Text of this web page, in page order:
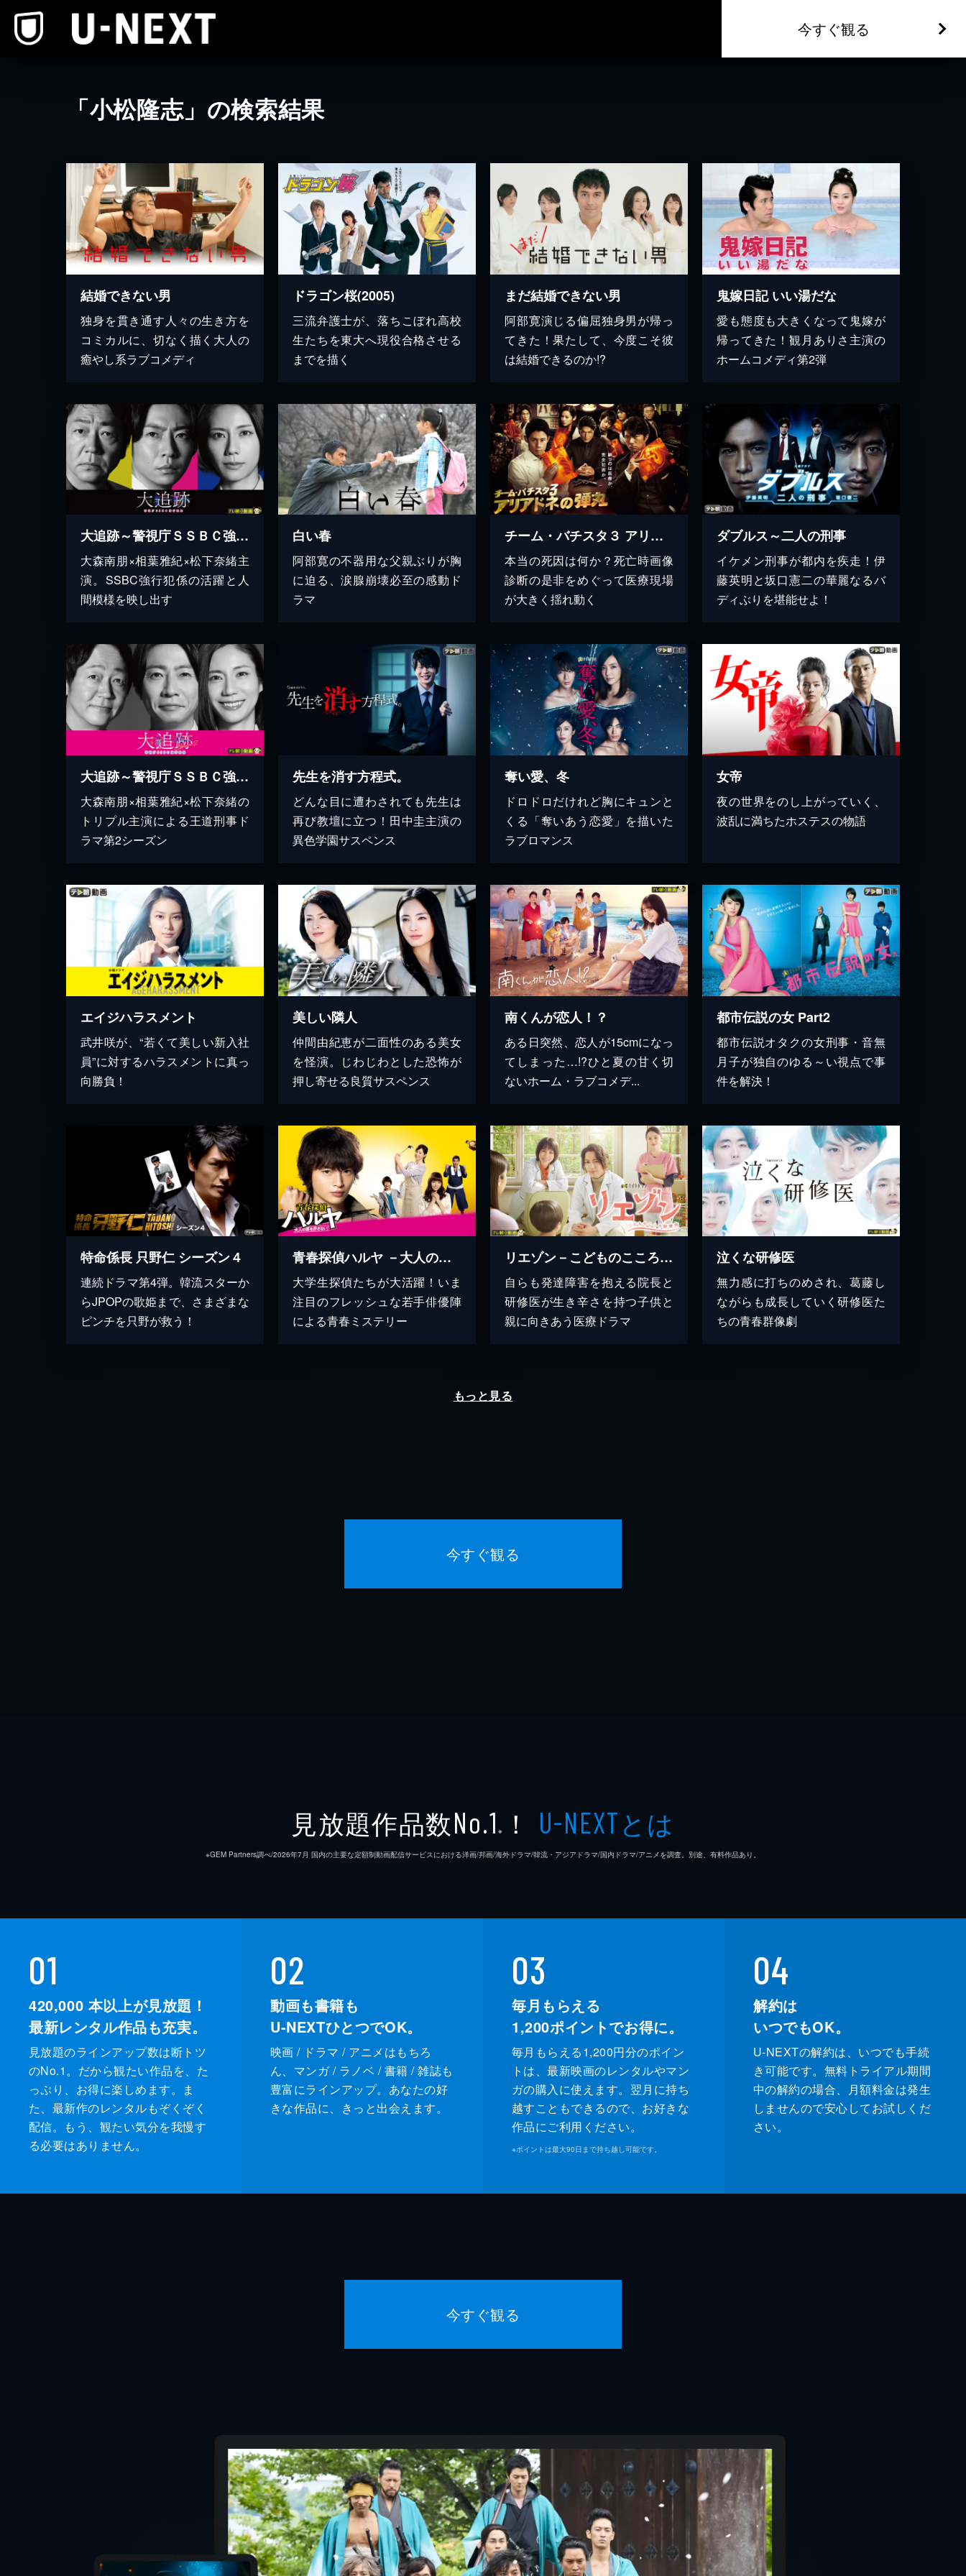
今すぐ観る
「小松隆志」の検索結果
結婚できない男
独身を貫き通す人々の生き方を
コミカルに、切なく描く大人の
癒やし系ラブコメディ
ドラゴン桜(2005)
三流弁護士が、落ちこぼれ高校
生たちを東大へ現役合格させる
までを描く
まだ結婚できない男
阿部寛演じる偏屈独身男が帰っ
てきた！果たして、今度こそ彼
は結婚できるのか!?
鬼嫁日記 いい湯だな
愛も態度も大きくなって鬼嫁が
帰ってきた！観月ありさ主演の
ホームコメディ第2弾
大追跡～警視庁ＳＳＢＣ強行犯係～
大森南朋×相葉雅紀×松下奈緒主
演。SSBC強行犯係の活躍と人
間模様を映し出す
白い春
阿部寛の不器用な父親ぶりが胸
に迫る、涙腺崩壊必至の感動ド
ラマ
チーム・バチスタ３ アリアドネの弾丸
本当の死因は何か？死亡時画像
診断の是非をめぐって医療現場
が大きく揺れ動く
ダブルス～二人の刑事
イケメン刑事が都内を疾走！伊
藤英明と坂口憲二の華麗なるバ
ディぶりを堪能せよ！
大追跡～警視庁ＳＳＢＣ強行犯係～Season2
大森南朋×相葉雅紀×松下奈緒の
トリプル主演による王道刑事ド
ラマ第2シーズン
先生を消す方程式。
どんな目に遭わされても先生は
再び教壇に立つ！田中圭主演の
異色学園サスペンス
奪い愛、冬
ドロドロだけれど胸にキュンと
くる「奪いあう恋愛」を描いた
ラブロマンス
女帝
夜の世界をのし上がっていく、
波乱に満ちたホステスの物語
エイジハラスメント
武井咲が、“若くて美しい新入社
員”に対するハラスメントに真っ
向勝負！
美しい隣人
仲間由紀恵が二面性のある美女
を怪演。じわじわとした恐怖が
押し寄せる良質サスペンス
南くんが恋人！？
ある日突然、恋人が15cmになっ
てしまった…!?ひと夏の甘く切
ないホーム・ラブコメデ...
都市伝説の女 Part2
都市伝説オタクの女刑事・音無
月子が独自のゆる～い視点で事
件を解決！
特命係長 只野仁 シーズン４
連続ドラマ第4弾。韓流スターか
らJPOPの歌姫まで、さまざまな
ピンチを只野が救う！
青春探偵ハルヤ －大人の悪を許さない！－
大学生探偵たちが大活躍！いま
注目のフレッシュな若手俳優陣
による青春ミステリー
リエゾン－こどものこころ診療所－
自らも発達障害を抱える院長と
研修医が生き辛さを持つ子供と
親に向きあう医療ドラマ
泣くな研修医
無力感に打ちのめされ、葛藤し
ながらも成長していく研修医た
ちの青春群像劇
もっと見る
今すぐ観る
見放題作品数No.1 ※ ！ U-NEXTとは
※GEM Partners調べ/2026年7⽉ 国内の主要な定額制動画配信サービスにおける洋画/邦画/海外ドラマ/韓流・アジアドラマ/国内ドラマ/アニメを調査。別途、有料作品あり。
01
420,000 本以上が見放題！
最新レンタル作品も充実。
見放題のラインアップ数は断トツ
のNo.1。だから観たい作品を、た
っぷり、お得に楽しめます。ま
た、最新作のレンタルもぞくぞく
配信。もう、観たい気分を我慢す
る必要はありません。
02
動画も書籍も
U-NEXTひとつでOK。
映画 / ドラマ / アニメはもちろ
ん、マンガ / ラノベ / 書籍 / 雑誌も
豊富にラインアップ。あなたの好
きな作品に、きっと出会えます。
03
毎月もらえる
1,200ポイントでお得に。
毎月もらえる1,200円分のポイン
トは、最新映画のレンタルやマン
ガの購入に使えます。翌月に持ち
越すこともできるので、お好きな
作品にご利用ください。
※ポイントは最大90日まで持ち越し可能です。
04
解約は
いつでもOK。
U-NEXTの解約は、いつでも手続
き可能です。無料トライアル期間
中の解約の場合、月額料金は発生
しませんので安心してお試しくだ
さい。
今すぐ観る